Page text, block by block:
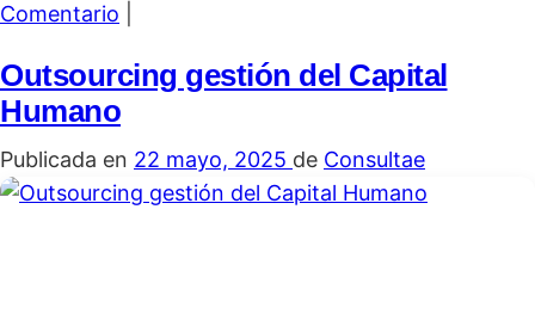
Comentario
Outsourcing gestión del Capital
Humano
Publicada en 22 mayo, 2025 de Consultae